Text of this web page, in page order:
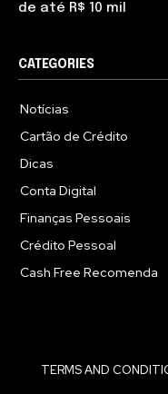
de até R$ 10 mil
CATEGORIES
Notícias
Cartão de Crédito
Dicas
Conta Digital
Finanças Pessoais
Crédito Pessoal
Cash Free Recomenda
TERMS AND